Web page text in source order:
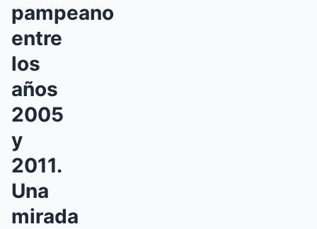
pampeano
entre
los
años
2005
y
2011.
Una
mirada